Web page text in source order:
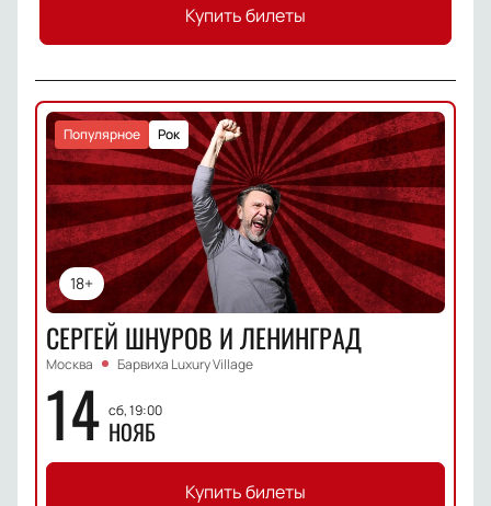
Купить билеты
18+
Рок
Популярное
СЕРГЕЙ ШНУРОВ И ЛЕНИНГРАД
Москва Барвиха Luxury Village
14 сб, 19:00
НОЯБ
Купить билеты